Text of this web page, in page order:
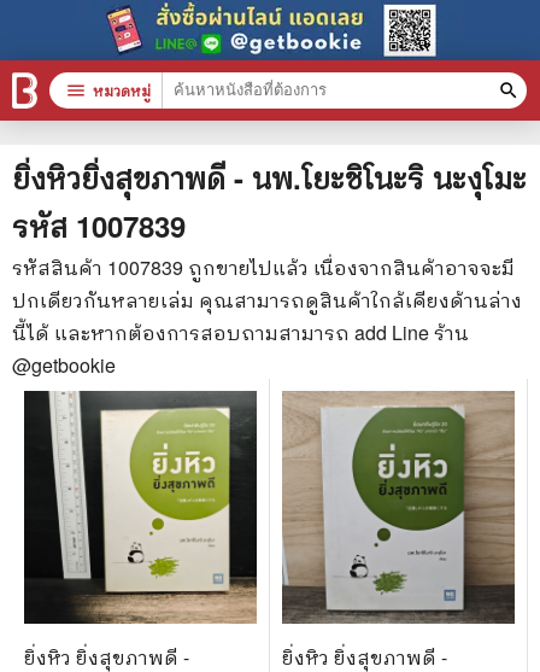
ยิ่งหิวยิ่งสุขภาพดี - นพ.โยะชิโนะริ นะงุโมะ
รหัส 1007839
รหัสสินค้า 1007839 ถูกขายไปแล้ว เนื่องจากสินค้าอาจจะมี
ปกเดียวกันหลายเล่ม คุณสามารถดูสินค้าใกล้เคียงด้านล่าง
นี้ได้ และหากต้องการสอบถามสามารถ add Line ร้าน
@getbookie
ยิ่งหิว ยิ่งสุขภาพดี -
ยิ่งหิว ยิ่งสุขภาพดี -
menu หมวดหมู่ search
หมวดหมู่สินค้า clear
หนังสือทั้งหมด
stars สินค้าใช้เฉพาะแต้มเท่านั้น
📚 หนังสือทั่วไป
🦄 วรรณกรรม นิยาย เรื่องสั้น
🎓 การศึกษา
😼 หนังสือการ์ตูน
🐲 หนังสือเด็ก
📕 นิตยสาร
🌎 International Books